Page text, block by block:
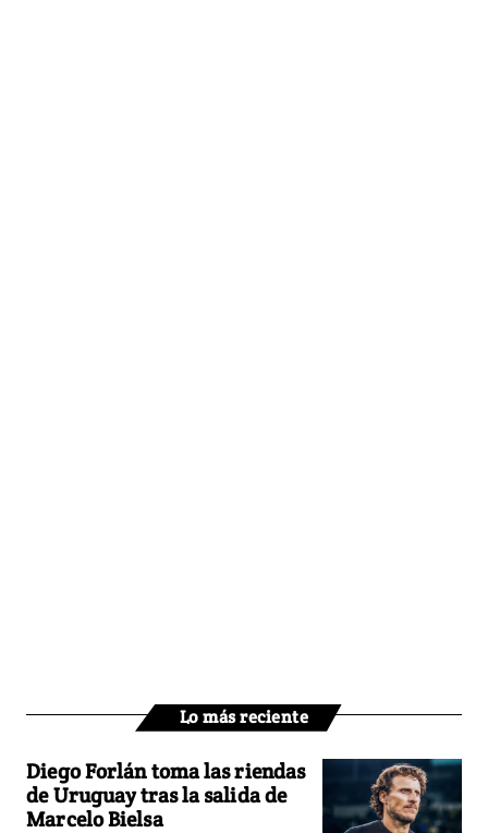
Lo más reciente
Diego Forlán toma las riendas
de Uruguay tras la salida de
Marcelo Bielsa